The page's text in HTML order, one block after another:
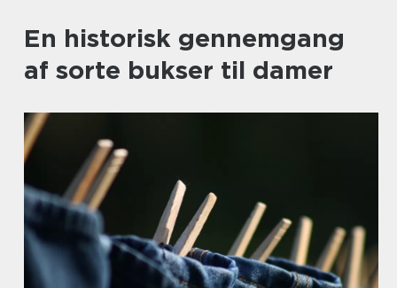
En historisk gennemgang
af sorte bukser til damer